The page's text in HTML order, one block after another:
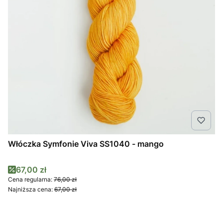
Włóczka Symfonie Viva SS1040 - mango
Cena promocyjna
67,00 zł
Cena regularna: 76,00 zł
Najniższa cena: 67,00 zł